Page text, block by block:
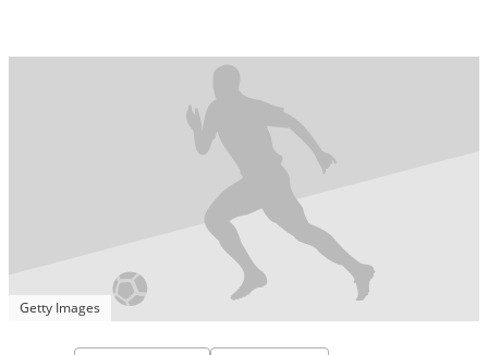
Getty Images